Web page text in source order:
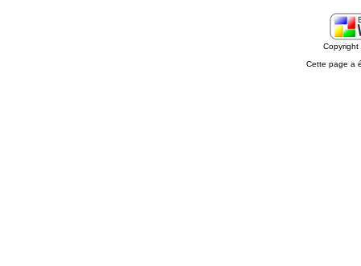
Cette page a